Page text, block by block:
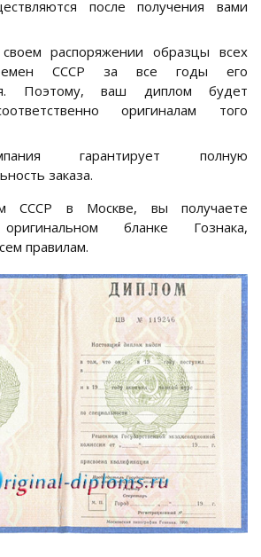
после получения вами
распоряжении образцы всех
СССР за все годы его
Поэтому, ваш диплом будет
оригиналам того
гарантирует полную
заказа.
СССР в Москве, вы получаете
бланке Гознака,
правилам.